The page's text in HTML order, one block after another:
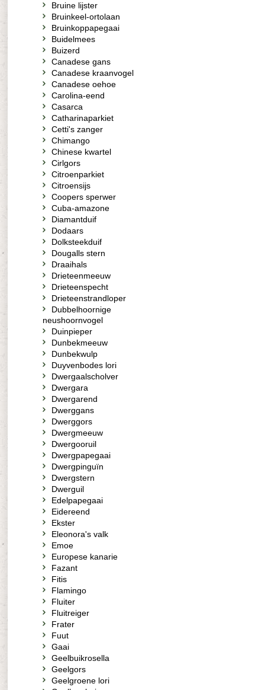
Bruine lijster
Bruinkeel-ortolaan
Bruinkoppapegaai
Buidelmees
Buizerd
Canadese gans
Canadese kraanvogel
Canadese oehoe
Carolina-eend
Casarca
Catharinaparkiet
Cetti's zanger
Chimango
Chinese kwartel
Cirlgors
Citroenparkiet
Citroensijs
Coopers sperwer
Cuba-amazone
Diamantduif
Dodaars
Dolksteekduif
Dougalls stern
Draaihals
Drieteenmeeuw
Drieteenspecht
Drieteenstrandloper
Dubbelhoornige
neushoornvogel
Duinpieper
Dunbekmeeuw
Dunbekwulp
Duyvenbodes lori
Dwergaalscholver
Dwergara
Dwergarend
Dwerggans
Dwerggors
Dwergmeeuw
Dwergooruil
Dwergpapegaai
Dwergpinguïn
Dwergstern
Dwerguil
Edelpapegaai
Eidereend
Ekster
Eleonora's valk
Emoe
Europese kanarie
Fazant
Fitis
Flamingo
Fluiter
Fluitreiger
Frater
Fuut
Gaai
Geelbuikrosella
Geelgors
Geelgroene lori